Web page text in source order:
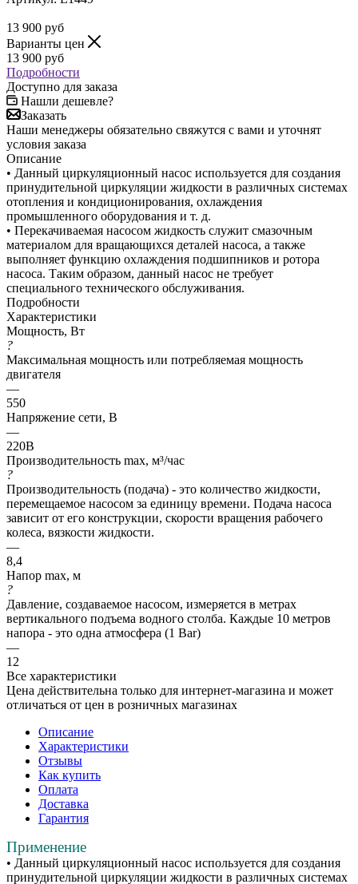
13 900 руб
Варианты цен
13 900 руб
Подробности
Доступно для заказа
Нашли дешевле?
Заказать
Наши менеджеры обязательно свяжутся с вами и уточнят
условия заказа
Описание
• Данный циркуляционный насос используется для создания
принудительной циркуляции жидкости в различных системах
отопления и кондиционирования, охлаждения
промышленного оборудования и т. д.
• Перекачиваемая насосом жидкость служит смазочным
материалом для вращающихся деталей насоса, а также
выполняет функцию охлаждения подшипников и ротора
насоса. Таким образом, данный насос не требует
специального технического обслуживания.
Подробности
Характеристики
Мощность, Вт
?
Максимальная мощность или потребляемая мощность
двигателя
—
550
Напряжение сети, В
—
220В
Производительность max, м³/час
?
Производительность (подача) - это количество жидкости,
перемещаемое насосом за единицу времени. Подача насоса
зависит от его конструкции, скорости вращения рабочего
колеса, вязкости жидкости.
—
8,4
Напор max, м
?
Давление, создаваемое насосом, измеряется в метрах
вертикального подъема водного столба. Каждые 10 метров
напора - это одна атмосфера (1 Bar)
—
12
Все характеристики
Цена действительна только для интернет-магазина и может
отличаться от цен в розничных магазинах
Описание
Характеристики
Отзывы
Как купить
Оплата
Доставка
Гарантия
Применение
• Данный циркуляционный насос используется для создания
принудительной циркуляции жидкости в различных системах